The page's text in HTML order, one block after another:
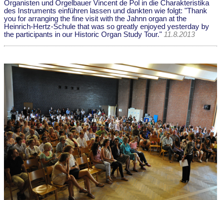
Organisten und Orgelbauer Vincent de Pol in die Charakteristika
des Instruments einführen lassen und dankten wie folgt: "Thank
you for arranging the fine visit with the Jahnn organ at the
Heinrich-Hertz-Schule that was so greatly enjoyed yesterday by
the participants in our Historic Organ Study Tour." 11.8.2013